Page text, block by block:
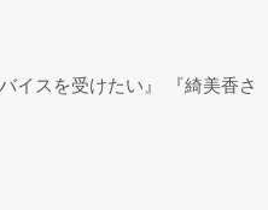
イスを受けたい』 『綺美香さ